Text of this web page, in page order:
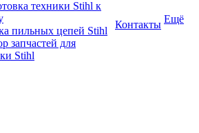
техники Stihl к
пильных цепей Stihl
запчастей для
Stihl
Контакты Ещё